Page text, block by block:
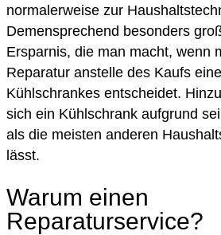
normalerweise zur
Demensprechend besonders
Ersparnis, die man macht, wenn
Reparatur anstelle des Kaufs
Kühlschrankes entscheidet.
sich ein Kühlschrank aufgrund
als die meisten anderen
lässt.
Warum einen
Reparaturservice?